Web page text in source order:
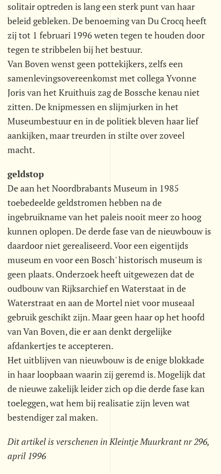
solitair optreden is lang een sterk punt van haar
beleid gebleken. De benoeming van Du Crocq heeft
zij tot 1 februari 1996 weten tegen te houden door
tegen te stribbelen bij het bestuur.
Van Boven wenst geen pottekijkers, zelfs een
samenlevingsovereenkomst met collega Yvonne
Joris van het Kruithuis zag de Bossche kenau niet
zitten. De knipmessen en slijmjurken in het
Museumbestuur en in de politiek bleven haar lief
aankijken, maar treurden in stilte over zoveel
macht.
geldstop
De aan het Noordbrabants Museum in 1985
toebedeelde geldstromen hebben na de
ingebruikname van het paleis nooit meer zo hoog
kunnen oplopen. De derde fase van de nieuwbouw is
daardoor niet gerealiseerd. Voor een eigentijds
museum en voor een Bosch' historisch museum is
geen plaats. Onderzoek heeft uitgewezen dat de
oudbouw van Rijksarchief en Waterstaat in de
Waterstraat en aan de Mortel niet voor museaal
gebruik geschikt zijn. Maar geen haar op het hoofd
van Van Boven, die er aan denkt dergelijke
afdankertjes te accepteren.
Het uitblijven van nieuwbouw is de enige blokkade
in haar loopbaan waarin zij geremd is. Mogelijk dat
de nieuwe zakelijk leider zich op die derde fase kan
toeleggen, wat hem bij realisatie zijn leven wat
bestendiger zal maken.
Dit artikel is verschenen in Kleintje Muurkrant nr 296,
april 1996